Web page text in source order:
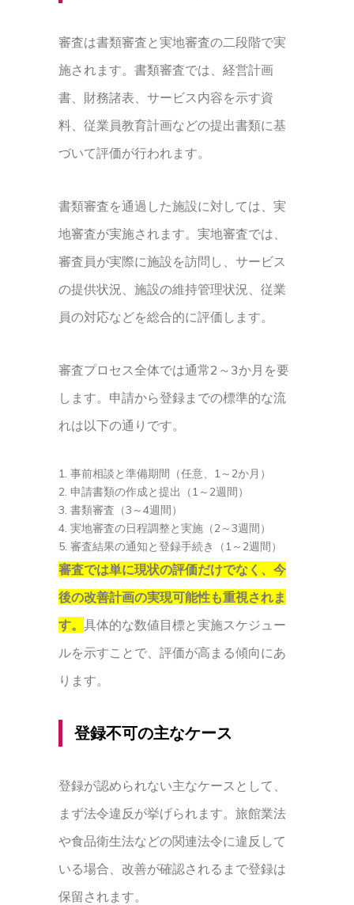
審査は書類審査と実地審査の二段階で実
施されます。書類審査では、経営計画
書、財務諸表、サービス内容を示す資
料、従業員教育計画などの提出書類に基
づいて評価が行われます。
書類審査を通過した施設に対しては、実
地審査が実施されます。実地審査では、
審査員が実際に施設を訪問し、サービス
の提供状況、施設の維持管理状況、従業
員の対応などを総合的に評価します。
審査プロセス全体では通常2～3か月を要
します。申請から登録までの標準的な流
れは以下の通りです。
事前相談と準備期間（任意、1～2か月）
申請書類の作成と提出（1～2週間）
書類審査（3～4週間）
実地審査の日程調整と実施（2～3週間）
審査結果の通知と登録手続き（1～2週間）
審査では単に現状の評価だけでなく、今
後の改善計画の実現可能性も重視されま
す。 具体的な数値目標と実施スケジュー
ルを示すことで、評価が高まる傾向にあ
ります。
登録不可の主なケース
登録が認められない主なケースとして、
まず法令違反が挙げられます。旅館業法
や食品衛生法などの関連法令に違反して
いる場合、改善が確認されるまで登録は
保留されます。